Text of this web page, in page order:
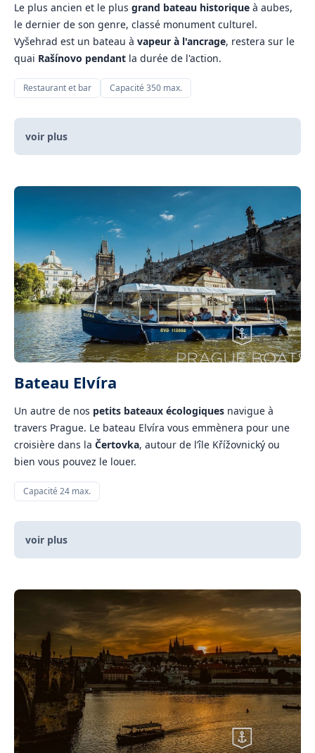
Le plus ancien et le plus grand bateau historique à aubes,
le dernier de son genre, classé monument culturel.
Vyšehrad est un bateau à vapeur à l'ancrage, restera sur le
quai Rašínovo pendant la durée de l'action.
Restaurant et bar Capacité 350 max.
voir plus
Bateau Elvíra
Un autre de nos petits bateaux écologiques navigue à
travers Prague. Le bateau Elvíra vous emmènera pour une
croisière dans la Čertovka, autour de l’île Křížovnický ou
bien vous pouvez le louer.
Capacité 24 max.
voir plus